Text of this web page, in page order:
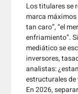
Los titulares se
marca
tan caro”, “el
enfriamiento”.
mediático se
inversores,
analistas:
estructurales
En 2026,